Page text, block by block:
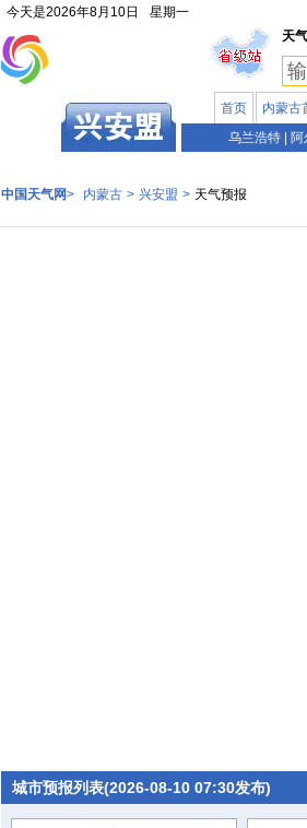
今天是2026年8月10日 星期一
天
首页 内蒙古
乌兰浩特
阿
中国天气网> 内蒙古 > 兴安盟 > 天气预报
城市预报列表(2026-08-10 07:30发布)